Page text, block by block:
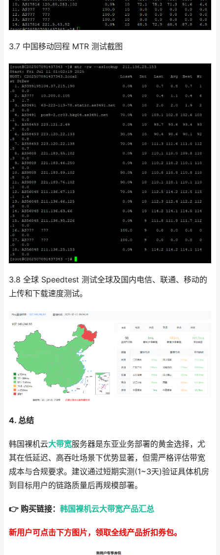
3.7 中国移动回程 MTR 测试截图
3.8 全球 Speedtest 测试全球及国内电信、联通、移动的
上传和下载速度测试。
4. 总结
韩国裸机云大带宽服务器是东亚业务部署的黄金选择，尤
其在低延迟、高吞吐场景下优势显著，但需严格评估带宽
成本与合规要求。建议通过短期实测(1~3天)验证具体机房
到目标用户的链路质量后再规模部署。
👉 购买链接： 韩国裸机云大带宽产品汇总
新用户可点击下方图片，领取全线产品折扣券包。